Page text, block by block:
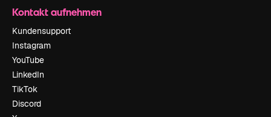
Kontakt aufnehmen
Kundensupport
Instagram
YouTube
LinkedIn
TikTok
Discord